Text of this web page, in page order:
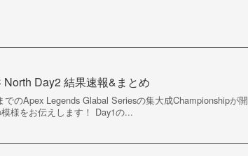
Day2 結果速報&まとめ
のApex Legends Glabal Seriesの集大成Championshipが開
様をお伝えします！ Day1の...